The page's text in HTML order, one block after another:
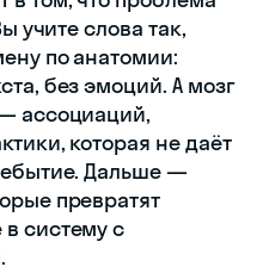
учите слова так,
по анатомии:
без эмоций. А мозг
ассоциаций,
которая не даёт
Дальше —
превратят
систему с